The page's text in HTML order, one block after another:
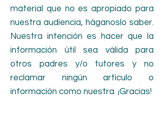
material que no es apropiado para
nuestra audiencia, háganoslo saber.
Nuestra intención es hacer que la
información útil sea válida para
otros padres y/o tutores y no
reclamar ningún artículo o
información como nuestra. ¡Gracias!